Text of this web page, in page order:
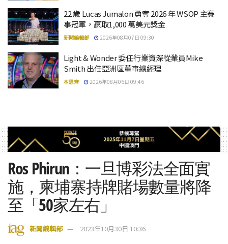
22 歲 Lucas Jumalon 勇奪 2026 年 WSOP 主賽
事冠軍，贏取1,000 萬美元獎金
新聞編輯部 2026年08月07日 09:30
Light & Wonder 委任行業資深從業員Mike
Smith 出任亞洲區董事總經理
本思齊 2026年08月06日 09:46
Ros Phirun：一旦博彩法全面實
施，柬埔寨持牌賭場數量將降
至「50家左右」
新聞編輯部 2023年10月30日 10:36